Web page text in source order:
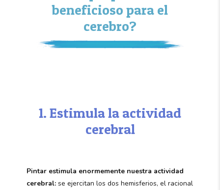
beneficioso para el
cerebro?
1. Estimula la actividad
cerebral
Pintar estimula enormemente nuestra actividad
cerebral: se ejercitan los dos hemisferios, el racional